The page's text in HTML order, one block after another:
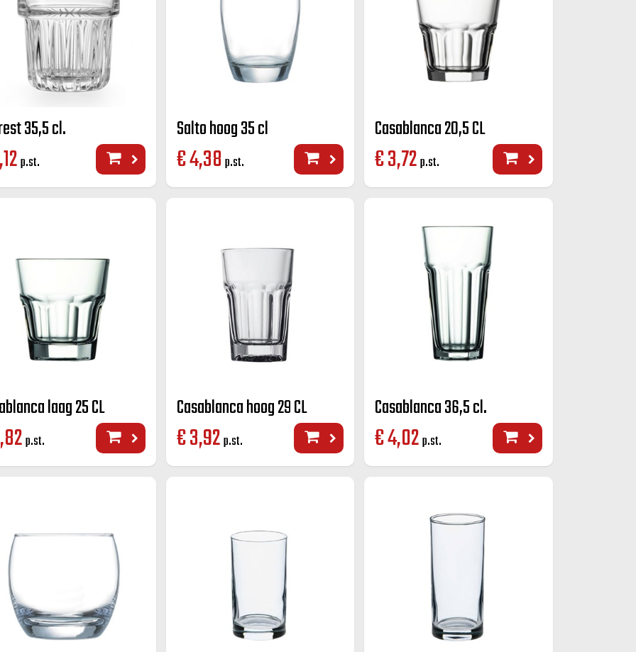
35,5 cl.
p.st.
Salto hoog 35 cl
€4,38p.st.
Casablanca 20,5 CL
€3,72p.st.
laag 25 CL
p.st.
Casablanca hoog 29 CL
€3,92p.st.
Casablanca 36,5 cl.
€4,02p.st.